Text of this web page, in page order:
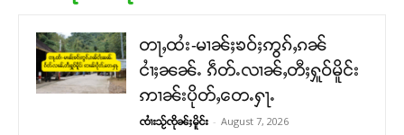
တႃႇထႆး-မၢၼ်ႈၶဝ်ႈဢွၵ်ႇၵၼ်
ငၢႆႈၼၼ်ႉ ၵဵတ်ႉလၢၼ်ႇတီႈႁူဝ်မိူင်း
ဢၢၼ်းပိုတ်ႇတေႉႁႃႉ
ၸၢႆးသႂ်ၸိုၼ်ႈမိူင်း - August 7, 2026